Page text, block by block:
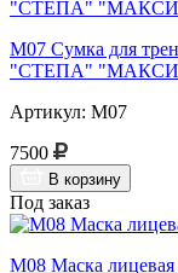
М07 Сумка для
"СТЕПА"
Артикул: М07
7500
В корзину
Под заказ
М08 Маска лицевая